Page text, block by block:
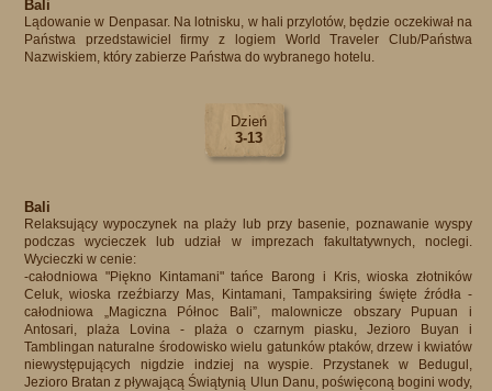
Bali
Lądowanie w Denpasar. Na lotnisku, w hali przylotów, będzie oczekiwał na
Państwa przedstawiciel firmy z logiem World Traveler Club/Państwa
Nazwiskiem, który zabierze Państwa do wybranego hotelu.
Dzień
3-13
Bali
Relaksujący wypoczynek na plaży lub przy basenie, poznawanie wyspy
podczas wycieczek lub udział w imprezach fakultatywnych, noclegi.
Wycieczki w cenie:
-całodniowa "Piękno Kintamani" tańce Barong i Kris, wioska złotników
Celuk, wioska rzeźbiarzy Mas, Kintamani, Tampaksiring święte źródła -
całodniowa „Magiczna Północ Bali”, malownicze obszary Pupuan i
Antosari, plaża Lovina - plaża o czarnym piasku, Jezioro Buyan i
Tamblingan naturalne środowisko wielu gatunków ptaków, drzew i kwiatów
niewystępujących nigdzie indziej na wyspie. Przystanek w Bedugul,
Jezioro Bratan z pływającą Świątynią Ulun Danu, poświęconą bogini wody,